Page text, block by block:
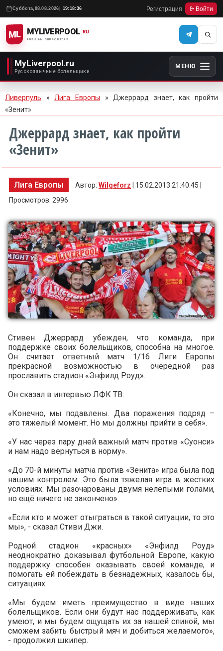
Суббота, 08.08.2026 19:18:36 Регистрация Войти
ML MYLIVERPOOL
RUSSIAN SUPPORTERS
.RU
MyLiverpool.ru
Русскоязычные болельщики
МЕНЮ
Ливерпуль » Лига Европы » Джеррард знает, как пройти
«Зенит»
Джеррард знает, как пройти
«Зенит»
Лига Европы Автор: Wilgeforz | 15.02.2013 21:40:45 |
Просмотров: 2996
Стивен Джеррард убежден, что команда, при
поддержке своих болельщиков, способна на многое.
Он считает ответный матч 1/16 Лиги Европы
прекрасной возможностью в очередной раз
прославить стадион «Энфилд Роуд».
Он сказал в интервью ЛФК ТВ:
«Конечно, мы подавлены. Два поражения подряд –
это тяжелый момент. Но мы должны прийти в себя».
«У нас через пару дней важный матч против «Суонси»
и нам надо вернуться в норму».
«До 70-й минуты матча против «Зенита» игра была под
нашим контролем. Это была тяжелая игра в жестких
условиях. Мы разочарованы двумя нелепыми голами,
но ещё ничего не закончено».
«Если кто и может отыграться в такой ситуации, то это
мы», - сказал Стиви Джи.
Родной стадион «красных» «Энфилд Роуд»
неоднократно доказывал футбольной Европе, какую
поддержку способен оказывать своей команде, и
помогать ей побеждать в безнадежных, казалось бы,
ситуациях.
«Мы будем иметь преимущество в виде наших
болельщиков. Если они будут нас поддерживать, как
умеют, и мы будем ощущать их за нашей спиной, мы
сможем забить быстрый мяч и добиться желаемого»,
- продолжил шкипер.